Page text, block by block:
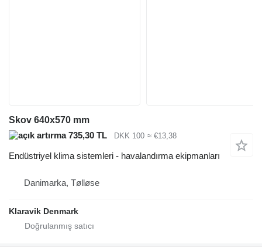
Skov 640x570 mm
735,30 TL
DKK 100 ≈ €13,38
Endüstriyel klima sistemleri - havalandırma ekipmanları
Danimarka, Tølløse
Klaravik Denmark